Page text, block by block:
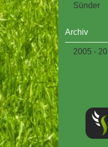
Sünder
Archiv
2005 -